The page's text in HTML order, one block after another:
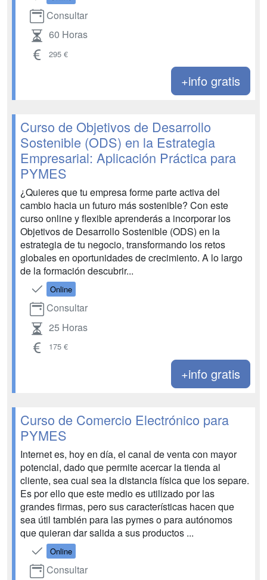
Consultar
60 Horas
295 €
+info gratis
Curso de Objetivos de Desarrollo
Sostenible (ODS) en la Estrategia
Empresarial: Aplicación Práctica para
PYMES
¿Quieres que tu empresa forme parte activa del
cambio hacia un futuro más sostenible? Con este
curso online y flexible aprenderás a incorporar los
Objetivos de Desarrollo Sostenible (ODS) en la
estrategia de tu negocio, transformando los retos
globales en oportunidades de crecimiento. A lo largo
de la formación descubrir...
Online
Consultar
25 Horas
175 €
+info gratis
Curso de Comercio Electrónico para
PYMES
Internet es, hoy en día, el canal de venta con mayor
potencial, dado que permite acercar la tienda al
cliente, sea cual sea la distancia física que los separe.
Es por ello que este medio es utilizado por las
grandes firmas, pero sus características hacen que
sea útil también para las pymes o para autónomos
que quieran dar salida a sus productos ...
Online
Consultar